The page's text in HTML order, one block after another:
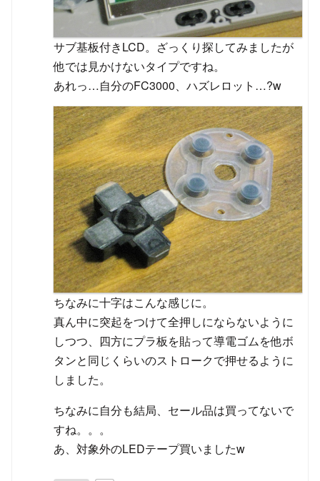
サブ基板付きLCD。ざっくり探してみましたが
他では見かけないタイプですね。
あれっ…自分のFC3000、ハズレロット…?w
ちなみに十字はこんな感じに。
真ん中に突起をつけて全押しにならないように
しつつ、四方にプラ板を貼って導電ゴムを他ボ
タンと同じくらいのストロークで押せるように
しました。
ちなみに自分も結局、セール品は買ってないで
すね。。。
あ、対象外のLEDテープ買いましたw